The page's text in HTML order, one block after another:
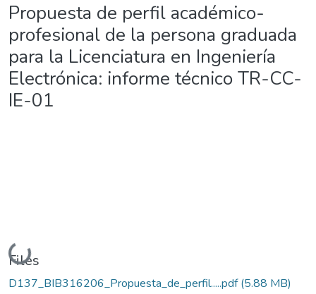
Propuesta de perfil académico-
profesional de la persona graduada
para la Licenciatura en Ingeniería
Electrónica: informe técnico TR-CC-
IE-01
Loading...
Files
D137_BIB316206_Propuesta_de_perfil.....pdf(5.88 MB)